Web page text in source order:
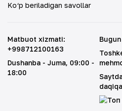
Ko‘p beriladigan savollar
Matbuot xizmati:
+998712100163
Dushanba - Juma, 09:00 -
18:00
daqiqa